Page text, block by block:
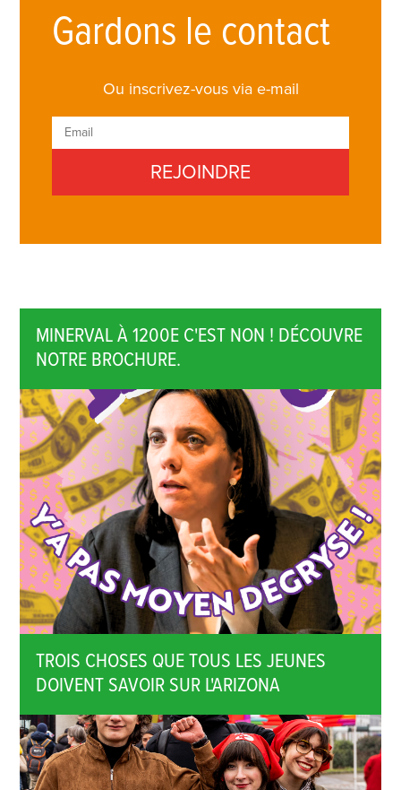
Gardons le contact
Ou inscrivez-vous via e-mail
MINERVAL À 1200E C'EST NON ! DÉCOUVRE
NOTRE BROCHURE.
TROIS CHOSES QUE TOUS LES JEUNES
DOIVENT SAVOIR SUR L'ARIZONA